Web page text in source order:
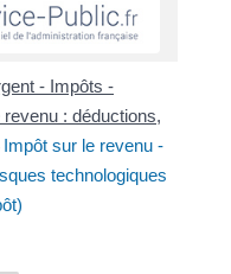
- Impôts -
: déductions,
Impôt sur le revenu -
technologiques